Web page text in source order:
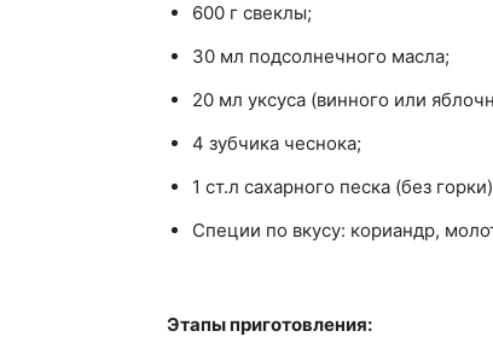
600 г свеклы;
30 мл подсолнечного масла;
20 мл уксуса (винного или
4 зубчика чеснока;
1 ст.л сахарного песка (без
Специи по вкусу: кориандр,
Этапы приготовления: